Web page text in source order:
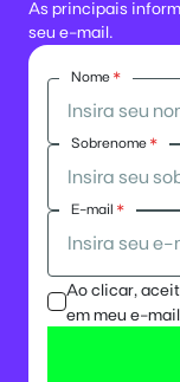
As principais
seu e-mail.
Nome *
Sobrenome *
E-mail *
Ao clicar,
em meu e-